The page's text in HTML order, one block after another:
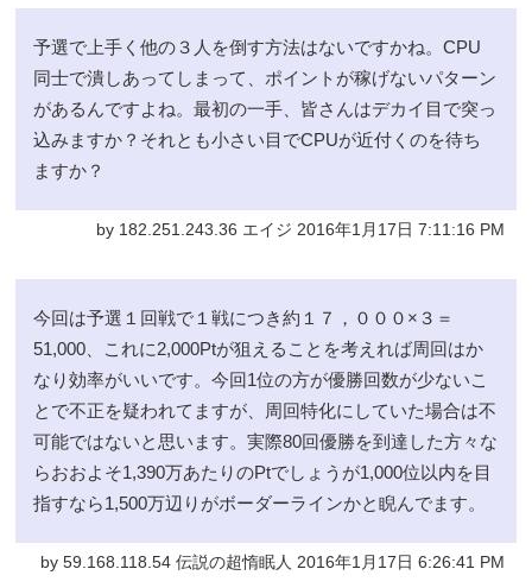
予選で上手く他の３人を倒す方法はないですかね。CPU
同士で潰しあってしまって、ポイントが稼げないパターン
があるんですよね。最初の一手、皆さんはデカイ目で突っ
込みますか？それとも小さい目でCPUが近付くのを待ち
ますか？
by 182.251.243.36 エイジ 2016年1月17日 7:11:16 PM
今回は予選１回戦で１戦につき約１７，０００×３＝
51,000、これに2,000Ptが狙えることを考えれば周回はか
なり効率がいいです。今回1位の方が優勝回数が少ないこ
とで不正を疑われてますが、周回特化にしていた場合は不
可能ではないと思います。実際80回優勝を到達した方々な
らおおよそ1,390万あたりのPtでしょうが1,000位以内を目
指すなら1,500万辺りがボーダーラインかと睨んでます。
by 59.168.118.54 伝説の超惰眠人 2016年1月17日 6:26:41 PM